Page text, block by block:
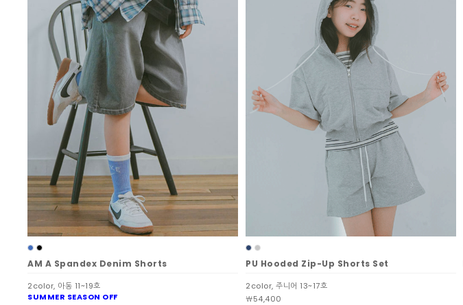
AM A Spandex Denim Shorts
2color, 아동 11~19호
SUMMER SEASON OFF
PU Hooded Zip-Up Shorts Set
2color, 주니어 13~17호
￦54,400